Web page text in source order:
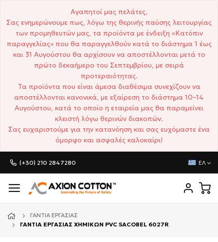
Αγαπητοί μας πελάτες,
Σας ενημερώνουμε πως, λόγω της θερινής παύσης λειτουργίας
των προμηθευτών μας, τα προϊόντα με ένδειξη «Κατόπιν
παραγγελίας» που θα παραγγελθούν κατά το διάστημα 1 έως
και 31 Αυγούστου θα αρχίσουν να αποστέλλονται μετά το
πρώτο δεκαήμερο του Σεπτεμβρίου, με σειρά
προτεραιότητας.
Τα προϊόντα που είναι άμεσα διαθέσιμα συνεχίζουν να
αποστέλλονται κανονικά, με εξαίρεση το διάστημα 10–14
Αυγούστου, κατά το οποίο η εταιρεία μας θα παραμείνει
κλειστή λόγω θερινών διακοπών.
Σας ευχαριστούμε για την κατανόηση και σας ευχόμαστε ένα
όμορφο και ασφαλές καλοκαίρι!
(+30) 210 2847280 ΕΛ
ΓΆΝΤΙΑ ΕΡΓΑΣΊΑΣ
ΓΑΝΤΙΑ ΕΡΓΑΣΙΑΣ ΧΗΜΙΚΩΝ PVC SACOBEL 6027R